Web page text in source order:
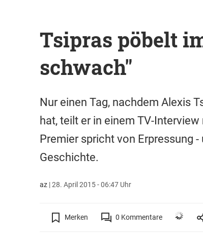
Tsipras pöbelt
schwach"
Nur einen Tag, nachdem Alexis
hat, teilt er in einem TV-
Premier spricht von Erpressung
Geschichte.
az|28. April 2015 - 06:47 Uhr
Merken 0 Kommentare